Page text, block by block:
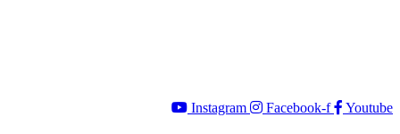
Instagram Facebook-f Youtube